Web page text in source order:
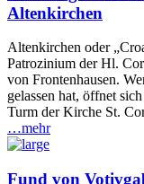
Altenkirchen
Altenkirchen oder
Patrozinium der Hl.
von Frontenhausen.
gelassen hat, öffnet
Turm der Kirche St.
…mehr
Fund von